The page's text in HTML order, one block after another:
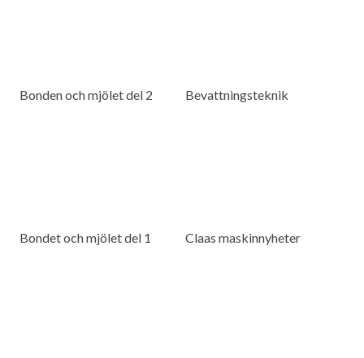
Bonden och mjölet del 2 Bevattningsteknik
Bondet och mjölet del 1 Claas maskinnyheter